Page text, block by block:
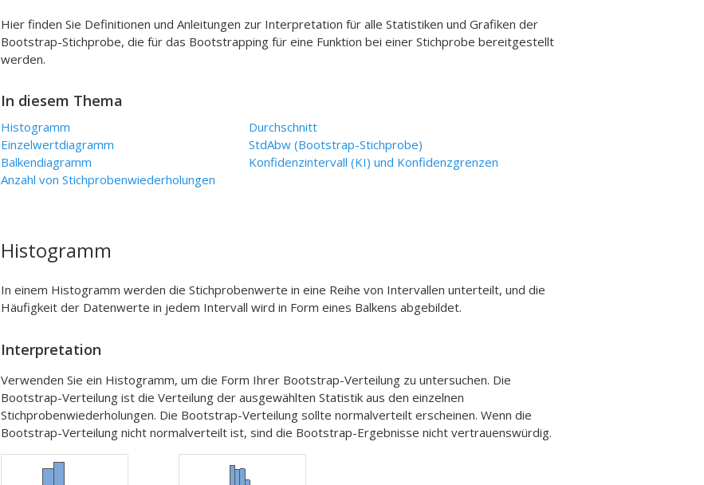
Hier finden Sie Definitionen und Anleitungen zur Interpretation für alle Statistiken und Grafiken der
Bootstrap-Stichprobe, die für das Bootstrapping für eine Funktion bei einer Stichprobe bereitgestellt
werden.
In diesem Thema
Histogramm
Einzelwertdiagramm
Balkendiagramm
Anzahl von Stichprobenwiederholungen
Durchschnitt
StdAbw (Bootstrap-Stichprobe)
Konfidenzintervall (KI) und Konfidenzgrenzen
Histogramm
In einem Histogramm werden die Stichprobenwerte in eine Reihe von Intervallen unterteilt, und die
Häufigkeit der Datenwerte in jedem Intervall wird in Form eines Balkens abgebildet.
Interpretation
Verwenden Sie ein Histogramm, um die Form Ihrer Bootstrap-Verteilung zu untersuchen. Die
Bootstrap-Verteilung ist die Verteilung der ausgewählten Statistik aus den einzelnen
Stichprobenwiederholungen. Die Bootstrap-Verteilung sollte normalverteilt erscheinen. Wenn die
Bootstrap-Verteilung nicht normalverteilt ist, sind die Bootstrap-Ergebnisse nicht vertrauenswürdig.